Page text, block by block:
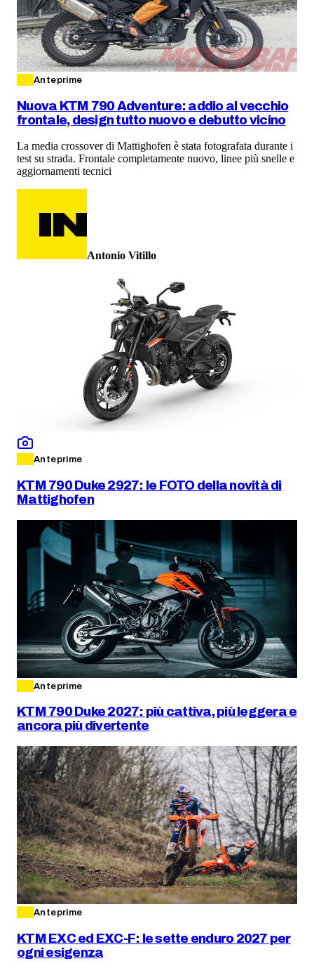
Anteprime
Nuova KTM 790 Adventure: addio al vecchio
frontale, design tutto nuovo e debutto vicino
La media crossover di Mattighofen è stata fotografata durante i
test su strada. Frontale completamente nuovo, linee più snelle e
aggiornamenti tecnici
Antonio Vitillo
Anteprime
KTM 790 Duke 2927: le FOTO della novità di
Mattighofen
Anteprime
KTM 790 Duke 2027: più cattiva, più leggera e
ancora più divertente
Anteprime
KTM EXC ed EXC-F: le sette enduro 2027 per
ogni esigenza